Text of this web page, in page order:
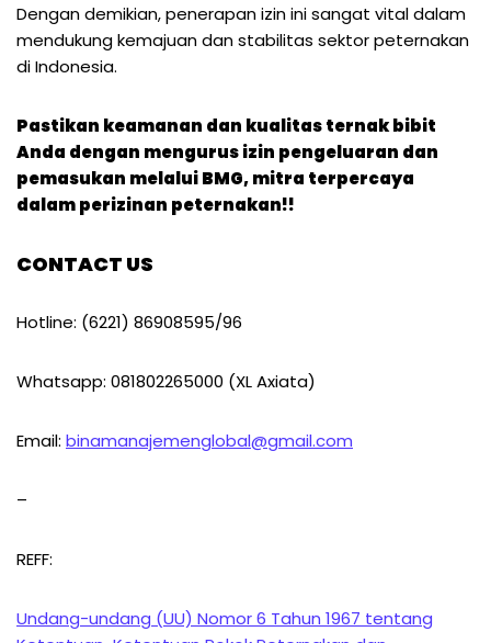
Dengan demikian, penerapan izin ini sangat vital dalam
mendukung kemajuan dan stabilitas sektor peternakan
di Indonesia.
Pastikan keamanan dan kualitas ternak bibit
Anda dengan mengurus izin pengeluaran dan
pemasukan melalui BMG, mitra terpercaya
dalam perizinan peternakan!!
CONTACT US
Hotline: (6221) 86908595/96
Whatsapp: 081802265000 (XL Axiata)
Email: binamanajemenglobal@gmail.com
–
REFF:
Undang-undang (UU) Nomor 6 Tahun 1967 tentang